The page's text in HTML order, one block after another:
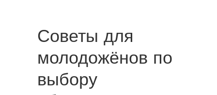
Советы для
молодожёнов по
выбору